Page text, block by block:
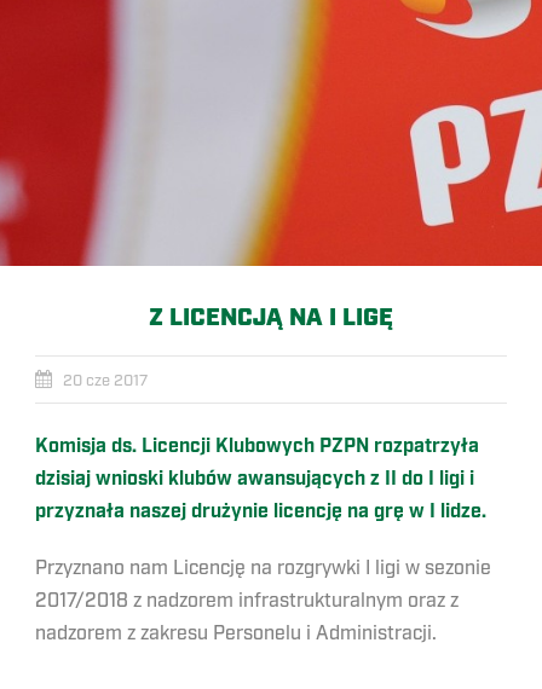
Z LICENCJĄ NA I LIGĘ
20 cze 2017
Komisja ds. Licencji Klubowych PZPN rozpatrzyła
dzisiaj wnioski klubów awansujących z II do I ligi i
przyznała naszej drużynie licencję na grę w I lidze.
Przyznano nam Licencję na rozgrywki I ligi w sezonie
2017/2018 z nadzorem infrastrukturalnym oraz z
nadzorem z zakresu Personelu i Administracji.